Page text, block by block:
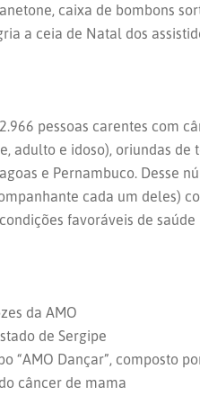
caixa de bombons
a ceia de Natal dos
pessoas carentes com
adulto e idoso), oriundas de
e Pernambuco. Desse
cada um deles)
favoráveis de
da AMO
de Sergipe
“AMO Dançar”, composto
câncer de mama